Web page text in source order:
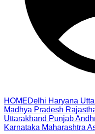
HOMEDelhi Haryana
Madhya Pradesh
Uttarakhand Punjab
Karnataka Maharashtra